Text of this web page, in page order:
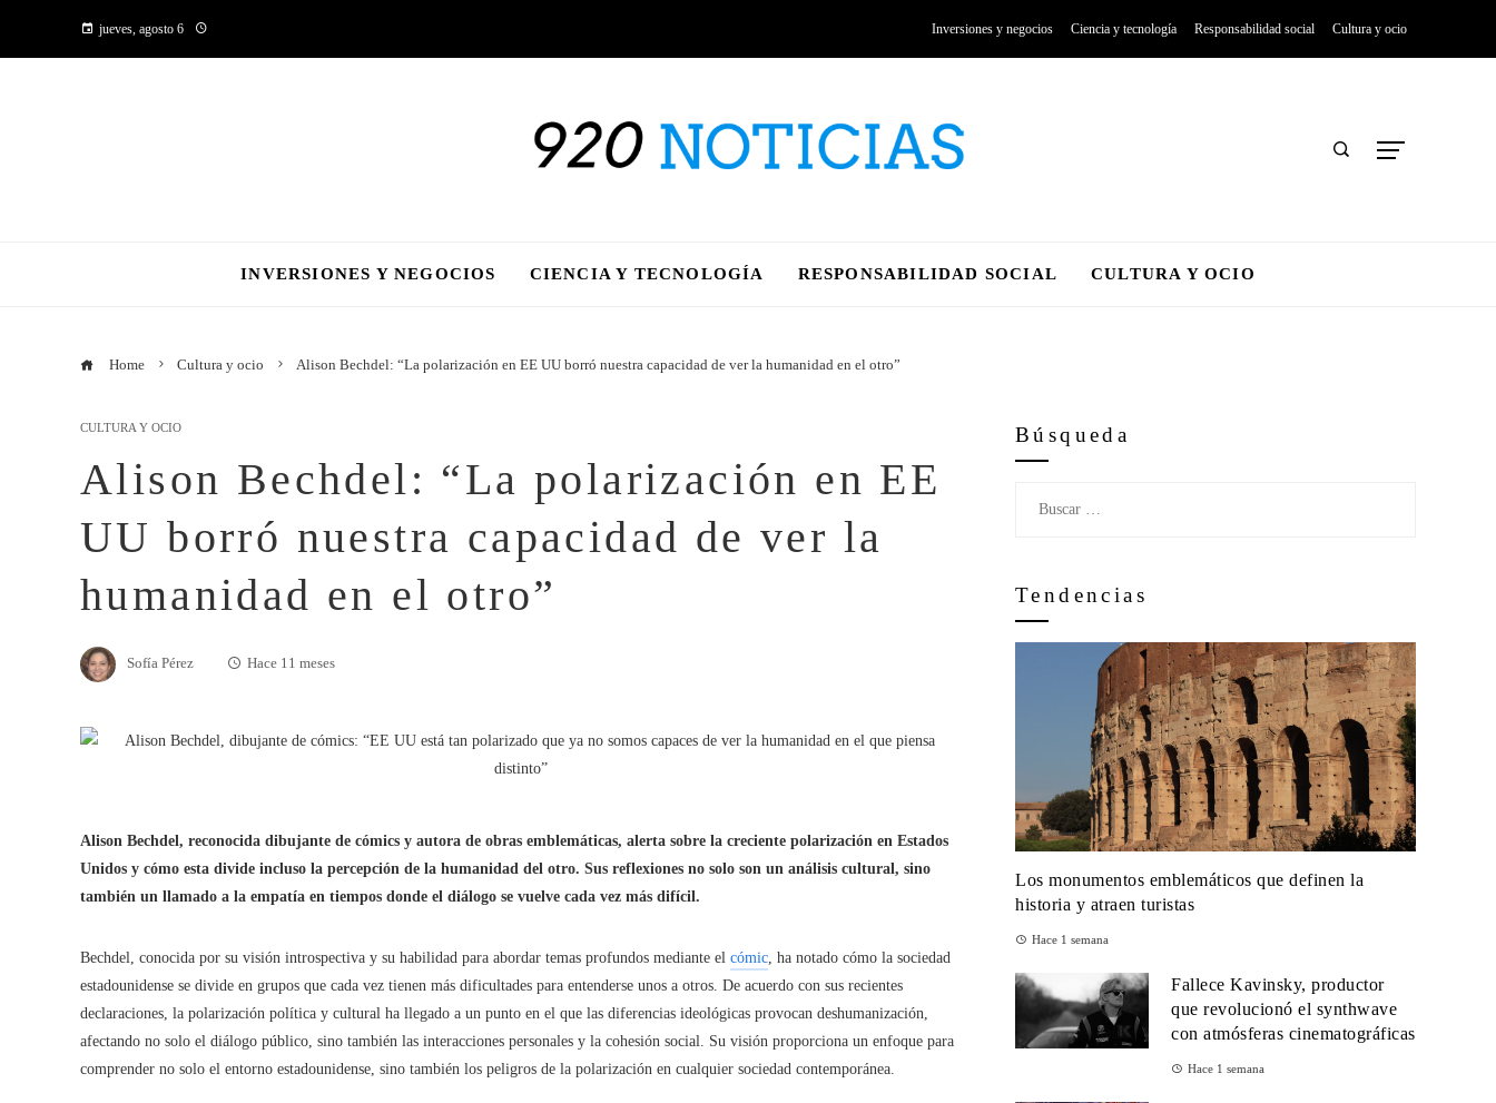
jueves, agosto 6 Inversiones y negocios Ciencia y tecnología Responsabilidad social Cultura y ocio
INVERSIONES Y NEGOCIOS CIENCIA Y TECNOLOGÍA RESPONSABILIDAD SOCIAL CULTURA Y OCIO
Home Cultura y ocio Alison Bechdel: “La polarización en EE UU borró nuestra capacidad de ver la humanidad en el otro”
CULTURA Y OCIO
Alison Bechdel: “La polarización en EE
UU borró nuestra capacidad de ver la
humanidad en el otro”
Sofía Pérez Hace 11 meses
Alison Bechdel, reconocida dibujante de cómics y autora de obras emblemáticas, alerta sobre la creciente polarización en Estados
Unidos y cómo esta divide incluso la percepción de la humanidad del otro. Sus reflexiones no solo son un análisis cultural, sino
también un llamado a la empatía en tiempos donde el diálogo se vuelve cada vez más difícil.
Bechdel, conocida por su visión introspectiva y su habilidad para abordar temas profundos mediante el cómic, ha notado cómo la sociedad
estadounidense se divide en grupos que cada vez tienen más dificultades para entenderse unos a otros. De acuerdo con sus recientes
declaraciones, la polarización política y cultural ha llegado a un punto en el que las diferencias ideológicas provocan deshumanización,
afectando no solo el diálogo público, sino también las interacciones personales y la cohesión social. Su visión proporciona un enfoque para
comprender no solo el entorno estadounidense, sino también los peligros de la polarización en cualquier sociedad contemporánea.
Búsqueda
Tendencias
Los monumentos emblemáticos que definen la
historia y atraen turistas
Hace 1 semana
Fallece Kavinsky, productor
que revolucionó el synthwave
con atmósferas cinematográficas
Hace 1 semana